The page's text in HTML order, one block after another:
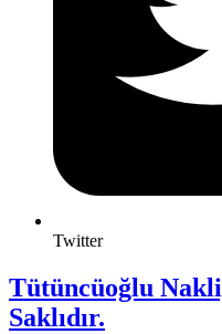
Twitter
Tütüncüoğlu
Saklıdır.